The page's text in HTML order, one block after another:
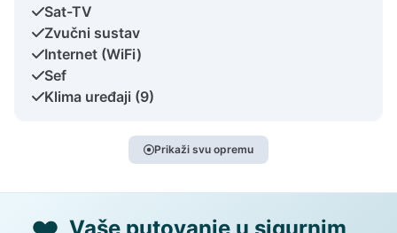
Sat-TV
Zvučni sustav
Internet (WiFi)
Sef
Klima uređaji (9)
Prikaži svu opremu
Vaše putovanje u sigurnim